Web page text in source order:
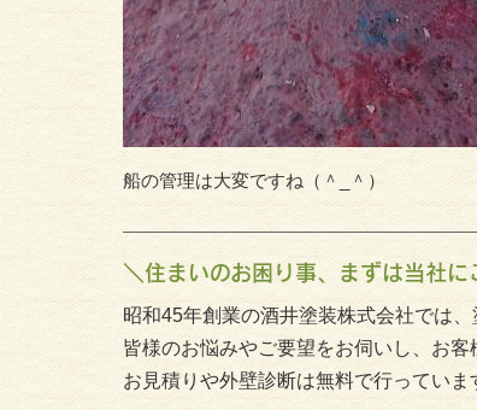
船の管理は大変ですね（＾_＾）
＼住まいのお困り事、まずは当社
昭和45年創業の酒井塗装株式会社では
皆様のお悩みやご要望をお伺いし、お
お見積りや外壁診断は無料で行っていま